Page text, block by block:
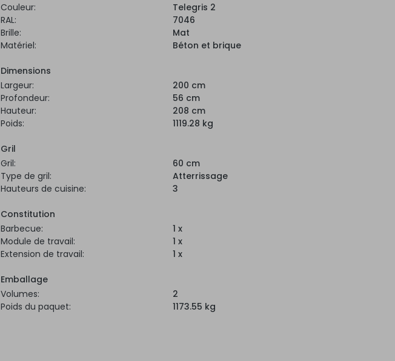
Couleur:
Telegris 2
RAL:
7046
Brille:
Mat
Matériel:
Béton et brique
Dimensions
Largeur:
200 cm
Profondeur:
56 cm
Hauteur:
208 cm
Poids:
1119.28 kg
Gril
Gril:
60 cm
Type de gril:
Atterrissage
Hauteurs de cuisine:
3
Constitution
Barbecue:
1 x
Module de travail:
1 x
Extension de travail:
1 x
Emballage
Volumes:
2
Poids du paquet:
1173.55 kg